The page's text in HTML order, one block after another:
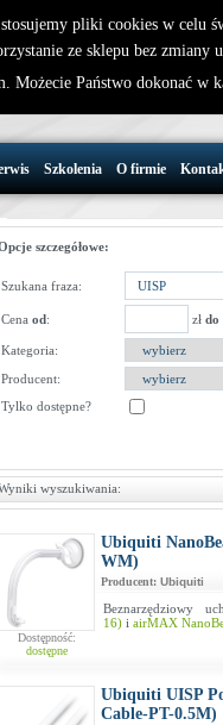
32 721 86
Szkolenia O firmie
szczegółowe:
Szukana fraza:
Cena od: zł do
Kategoria:
Producent:
Tylko dostępne?
wyszukiwania:
Dostępność:
dostępne
Ubiquiti
WM)
Producent: Ubiquiti
Beznarzędziowy
16) i airMAX
Ubiquiti UISP
Cable-PT-0.5M)
pliki cookies w celu
ze sklepu bez zmiany
Możecie Państwo dokonać w